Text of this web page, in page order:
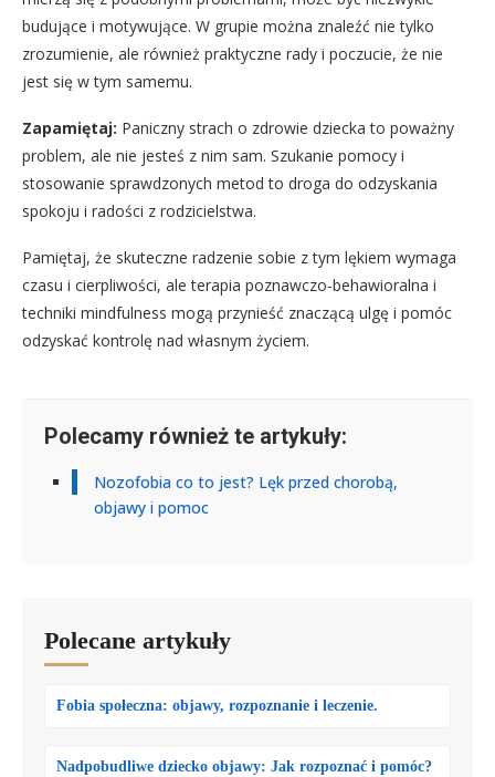
budujące i motywujące. W grupie można znaleźć nie tylko
zrozumienie, ale również praktyczne rady i poczucie, że nie
jest się w tym samemu.
Zapamiętaj: Paniczny strach o zdrowie dziecka to poważny
problem, ale nie jesteś z nim sam. Szukanie pomocy i
stosowanie sprawdzonych metod to droga do odzyskania
spokoju i radości z rodzicielstwa.
Pamiętaj, że skuteczne radzenie sobie z tym lękiem wymaga
czasu i cierpliwości, ale terapia poznawczo-behawioralna i
techniki mindfulness mogą przynieść znaczącą ulgę i pomóc
odzyskać kontrolę nad własnym życiem.
Polecamy również te artykuły:
Nozofobia co to jest? Lęk przed chorobą,
objawy i pomoc
Polecane artykuły
Fobia społeczna: objawy, rozpoznanie i leczenie.
Nadpobudliwe dziecko objawy: Jak rozpoznać i pomóc?